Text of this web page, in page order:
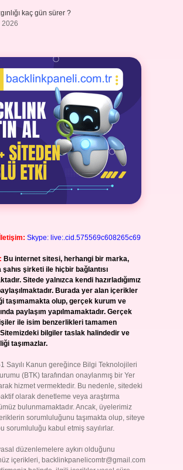
kaç gün sürer ?
2026
Skype: live:.cid.575569c608265c69
Bu internet sitesi, herhangi bir marka,
şirketi ile hiçbir bağlantısı
Sitede yalnızca kendi hazırladığımız
Burada yer alan içerikler
taşımamakta olup, gerçek kurum ve
paylaşım yapılmamaktadır. Gerçek
ile isim benzerlikleri tamamen
bilgiler taslak halindedir ve
taşımazlar.
Sayılı Kanun gereğince Bilgi Teknolojileri
(BTK) tarafından onaylanmış bir Yer
hizmet vermektedir. Bu nedenle, sitedeki
olarak denetleme veya araştırma
bulunmamaktadır. Ancak, üyelerimiz
sorumluluğunu taşımakta olup, siteye
sorumluluğu kabul etmiş sayılırlar.
düzenlemelere aykırı olduğunu
içerikleri, backlinkpanelicomtr@gmail.com